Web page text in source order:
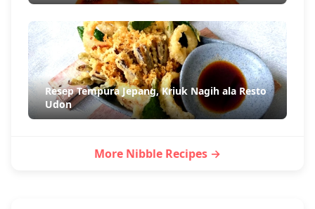
Resep Tempura Jepang, Kriuk Nagih ala Resto
Udon
More Nibble Recipes →